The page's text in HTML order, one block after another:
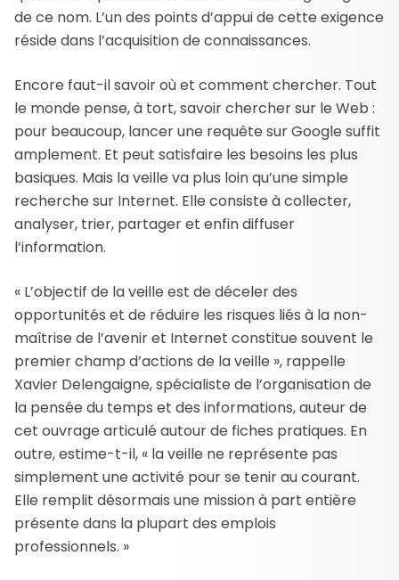
de ce nom. L’un des points d’appui de cette exigence
réside dans l’acquisition de connaissances.
Encore faut-il savoir où et comment chercher. Tout
le monde pense, à tort, savoir chercher sur le Web :
pour beaucoup, lancer une requête sur Google suffit
amplement. Et peut satisfaire les besoins les plus
basiques. Mais la veille va plus loin qu’une simple
recherche sur Internet. Elle consiste à collecter,
analyser, trier, partager et enfin diffuser
l’information.
« L’objectif de la veille est de déceler des
opportunités et de réduire les risques liés à la non-
maîtrise de l’avenir et Internet constitue souvent le
premier champ d’actions de la veille », rappelle
Xavier Delengaigne, spécialiste de l’organisation de
la pensée du temps et des informations, auteur de
cet ouvrage articulé autour de fiches pratiques. En
outre, estime-t-il, « la veille ne représente pas
simplement une activité pour se tenir au courant.
Elle remplit désormais une mission à part entière
présente dans la plupart des emplois
professionnels. »